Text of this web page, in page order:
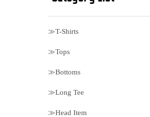
≫T-Shirts
≫Tops
≫Bottoms
≫Long Tee
≫Head Item